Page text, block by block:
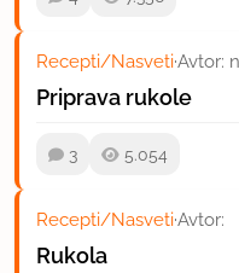
Recepti/Nasveti·Avtor:
Priprava rukole
3 5.054
Recepti/Nasveti·Avtor:
Rukola